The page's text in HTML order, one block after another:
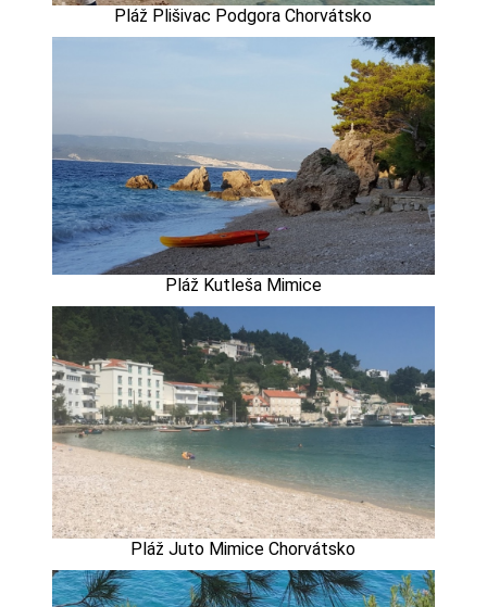
Pláž Plišivac Podgora Chorvátsko
Pláž Kutleša Mimice
Pláž Juto Mimice Chorvátsko